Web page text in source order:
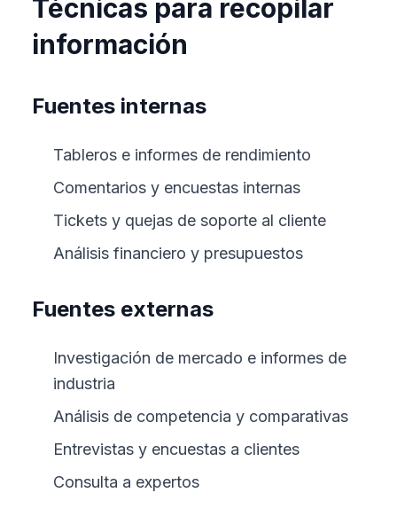
Técnicas para recopilar
información
Fuentes internas
Tableros e informes de rendimiento
Comentarios y encuestas internas
Tickets y quejas de soporte al cliente
Análisis financiero y presupuestos
Fuentes externas
Investigación de mercado e informes de
industria
Análisis de competencia y comparativas
Entrevistas y encuestas a clientes
Consulta a expertos